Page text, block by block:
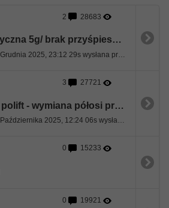
2 28683
Skrzynia automatyczna 5g/ brak przyśpieszenia, nie reaguje na wciśnięty max.gaz
3 27721
E350 4matic dizel polift - wymiana półosi przednich a płyn w ASB
Ostatnia wiadomość: 24 Października 2025, 12:24 06s wysłana przez Myncek
0 15233
0 19921